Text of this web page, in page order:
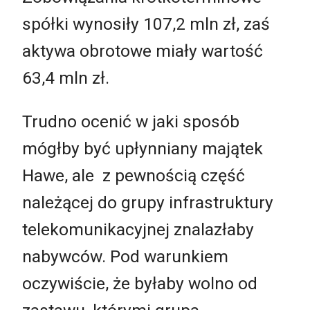
spółki wynosiły 107,2 mln zł, zaś
aktywa obrotowe miały wartość
63,4 mln zł.
Trudno ocenić w jaki sposób
mógłby być upłynniany majątek
Hawe, ale z pewnością część
należącej do grupy infrastruktury
telekomunikacyjnej znalazłaby
nabywców. Pod warunkiem
oczywiście, że byłaby wolno od